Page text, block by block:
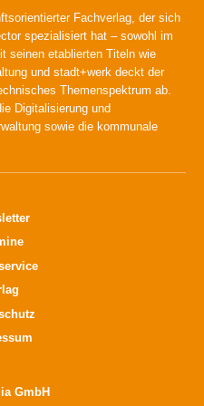
Fachverlag, der sich
spezialisiert hat – sowohl im
seinen etablierten Titeln wie
und stadt+werk deckt der
Themenspektrum ab.
Digitalisierung und
sowie die kommunale
GmbH